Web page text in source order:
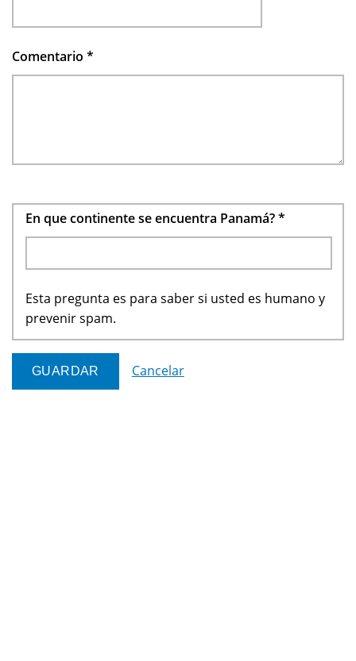
Comentario *
En que continente se encuentra Panamá?*
Esta pregunta es para saber si usted es humano y
prevenir spam.
Cancelar